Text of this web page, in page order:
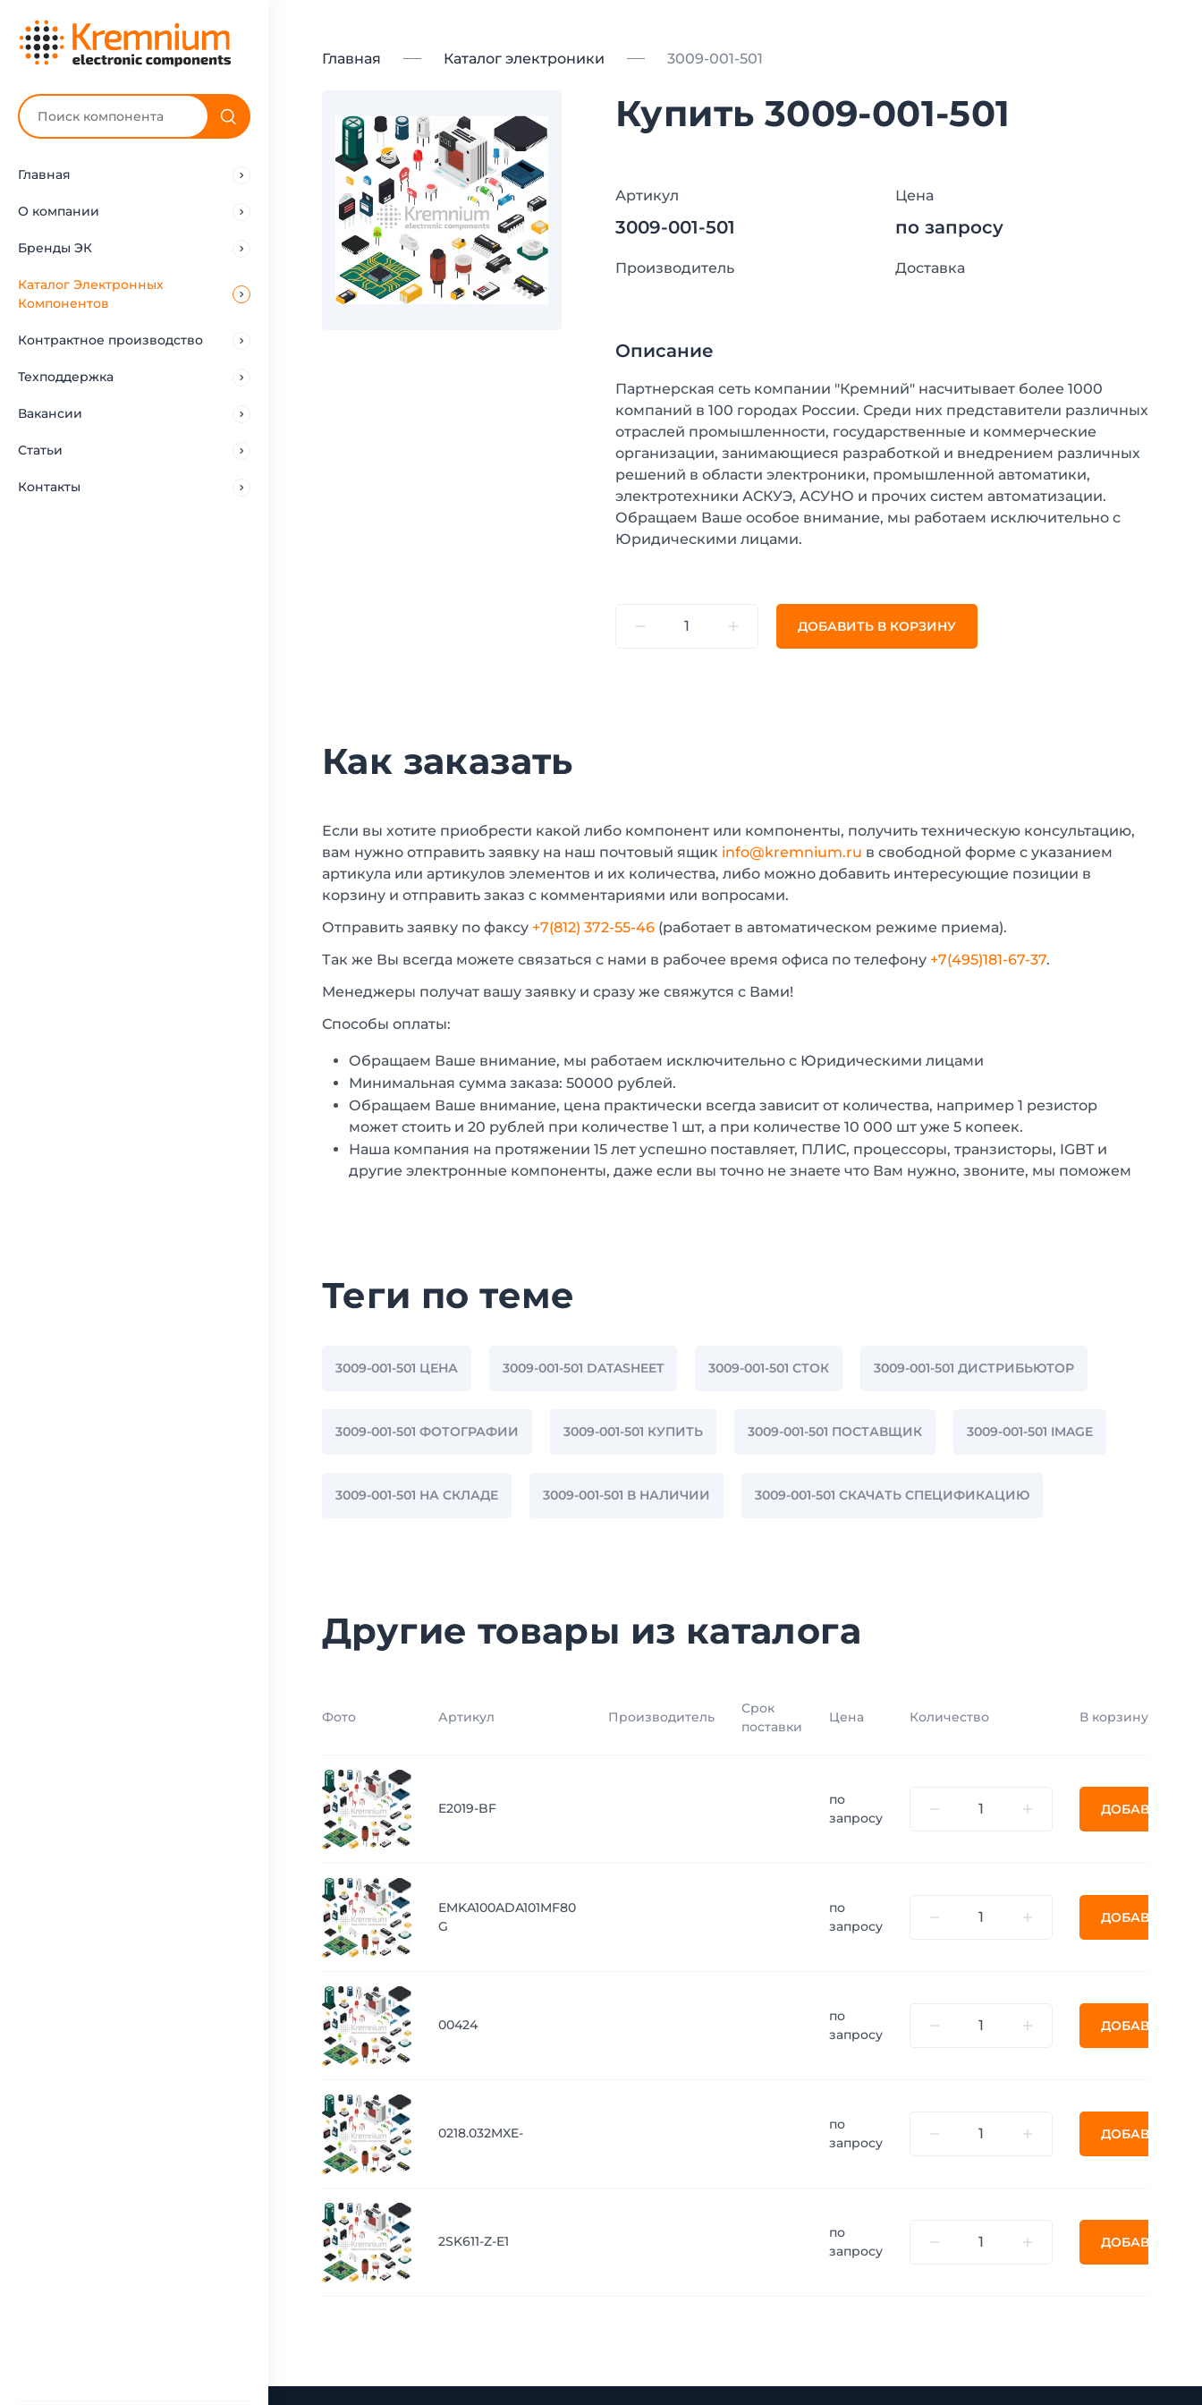
Главная
О компании
Бренды ЭК
Каталог Электронных
Компонентов
Контрактное производство
Техподдержка
Вакансии
Статьи
Контакты
Главная Каталог электроники 3009-001-501
Купить 3009-001-501
Артикул
3009-001-501
Цена
по запросу
Производитель Доставка
Описание
Партнерская сеть компании "Кремний" насчитывает более 1000
компаний в 100 городах России. Среди них представители различных
отраслей промышленности, государственные и коммерческие
организации, занимающиеся разработкой и внедрением различных
решений в области электроники, промышленной автоматики,
электротехники АСКУЭ, АСУНО и прочих систем автоматизации.
Обращаем Ваше особое внимание, мы работаем исключительно с
Юридическими лицами.
ДОБАВИТЬ В КОРЗИНУ
Как заказать
Если вы хотите приобрести какой либо компонент или компоненты, получить техническую консультацию,
вам нужно отправить заявку на наш почтовый ящик info@kremnium.ru в свободной форме с указанием
артикула или артикулов элементов и их количества, либо можно добавить интересующие позиции в
корзину и отправить заказ с комментариями или вопросами.
Отправить заявку по факсу +7(812) 372-55-46 (работает в автоматическом режиме приема).
Так же Вы всегда можете связаться с нами в рабочее время офиса по телефону +7(495)181-67-37.
Менеджеры получат вашу заявку и сразу же свяжутся с Вами!
Способы оплаты:
Обращаем Ваше внимание, мы работаем исключительно с Юридическими лицами
Минимальная сумма заказа: 50000 рублей.
Обращаем Ваше внимание, цена практически всегда зависит от количества, например 1 резистор
может стоить и 20 рублей при количестве 1 шт, а при количестве 10 000 шт уже 5 копеек.
Наша компания на протяжении 15 лет успешно поставляет, ПЛИС, процессоры, транзисторы, IGBT и
другие электронные компоненты, даже если вы точно не знаете что Вам нужно, звоните, мы поможем
Теги по теме
3009-001-501 ЦЕНА 3009-001-501 DATASHEET 3009-001-501 СТОК 3009-001-501 ДИСТРИБЬЮТОР
3009-001-501 ФОТОГРАФИИ 3009-001-501 КУПИТЬ 3009-001-501 ПОСТАВЩИК 3009-001-501 IMAGE
3009-001-501 НА СКЛАДЕ 3009-001-501 В НАЛИЧИИ 3009-001-501 СКАЧАТЬ СПЕЦИФИКАЦИЮ
Другие товары из каталога
Фото Артикул Производитель
Срок
поставки
Цена Количество В корзину
E2019-BF
по
запросу
ДОБАВИТЬ
EMKA100ADA101MF80
G
по
запросу
ДОБАВИТЬ
00424
по
запросу
ДОБАВИТЬ
0218.032MXE-
по
запросу
ДОБАВИТЬ
2SK611-Z-E1
по
запросу
ДОБАВИТЬ